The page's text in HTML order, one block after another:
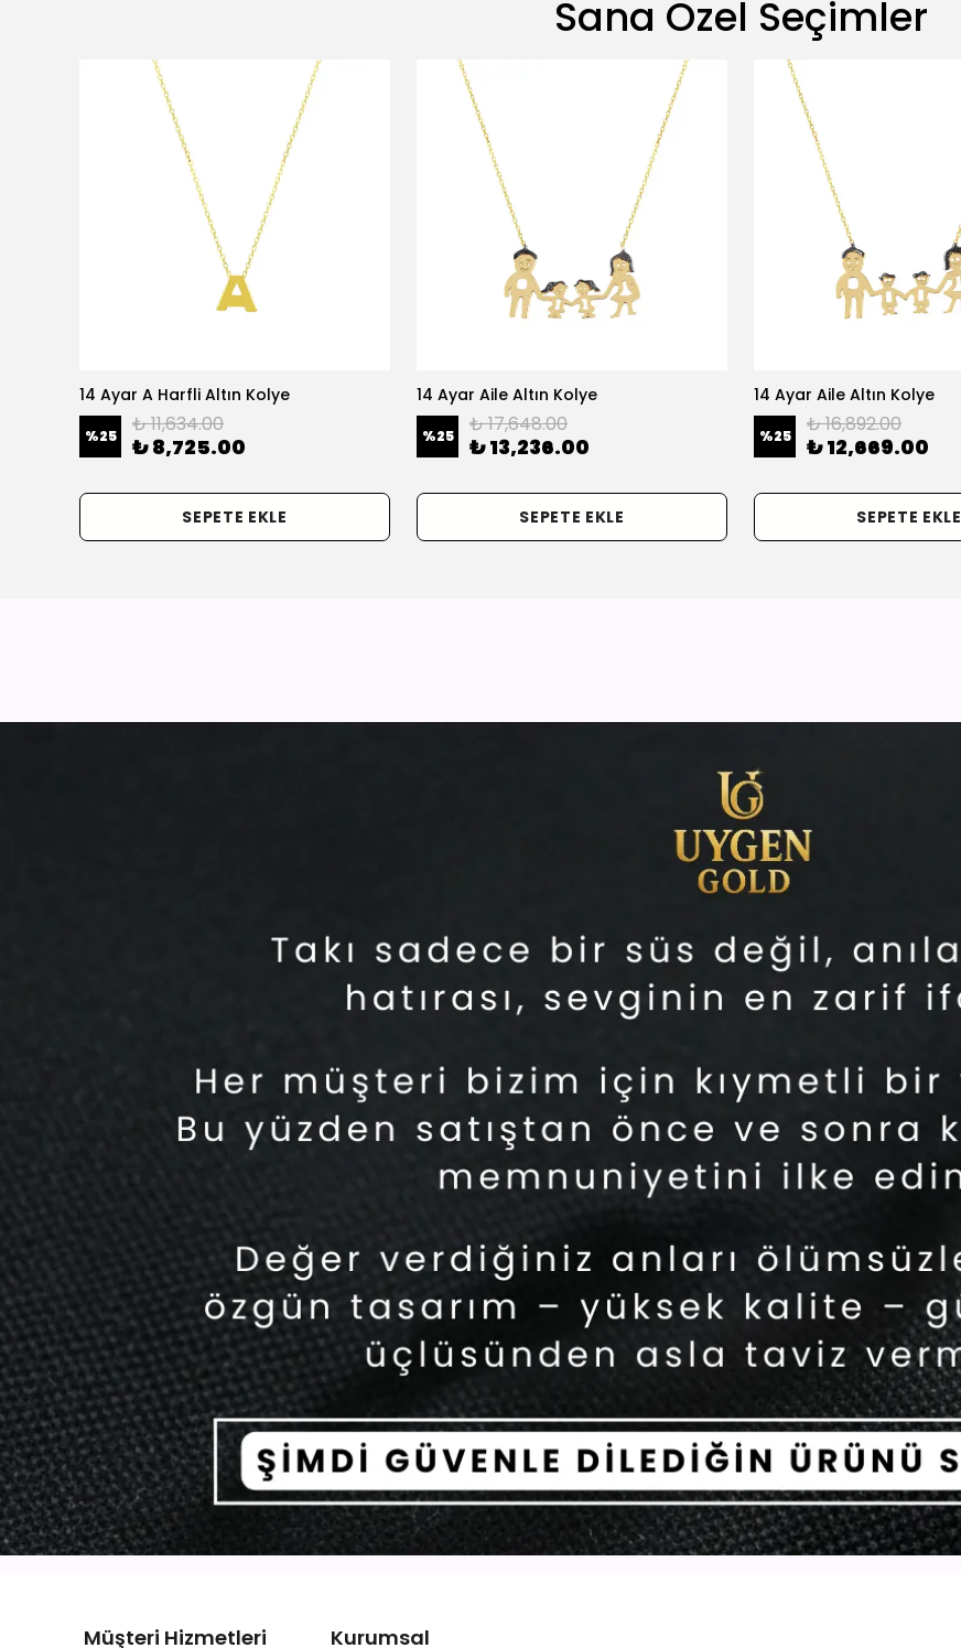
Sana Özel Seçimler
14 Ayar A Harfli Altın Kolye
%25 ₺ 11,634.00
₺ 8,725.00
SEPETE EKLE
14 Ayar Aile Altın Kolye
%25 ₺ 17,648.00
₺ 13,236.00
SEPETE EKLE
14 Ayar Aile Altın Kolye
%25 ₺ 16,892.00
₺ 12,669.00
SEPETE EKLE
Müşteri Hizmetleri Kurumsal